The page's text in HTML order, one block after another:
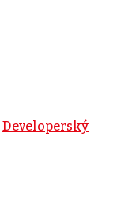
Developerský